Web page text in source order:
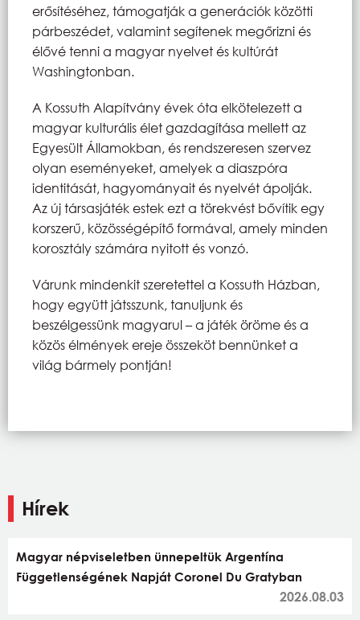
erősítéséhez, támogatják a generációk közötti
párbeszédet, valamint segítenek megőrizni és
élővé tenni a magyar nyelvet és kultúrát
Washingtonban.
A Kossuth Alapítvány évek óta elkötelezett a
magyar kulturális élet gazdagítása mellett az
Egyesült Államokban, és rendszeresen szervez
olyan eseményeket, amelyek a diaszpóra
identitását, hagyományait és nyelvét ápolják.
Az új társasjáték estek ezt a törekvést bővítik egy
korszerű, közösségépítő formával, amely minden
korosztály számára nyitott és vonzó.
Várunk mindenkit szeretettel a Kossuth Házban,
hogy együtt játsszunk, tanuljunk és
beszélgessünk magyarul – a játék öröme és a
közös élmények ereje összeköt bennünket a
világ bármely pontján!
Hírek
Magyar népviseletben ünnepeltük Argentína
Függetlenségének Napját Coronel Du Gratyban
2026.08.03